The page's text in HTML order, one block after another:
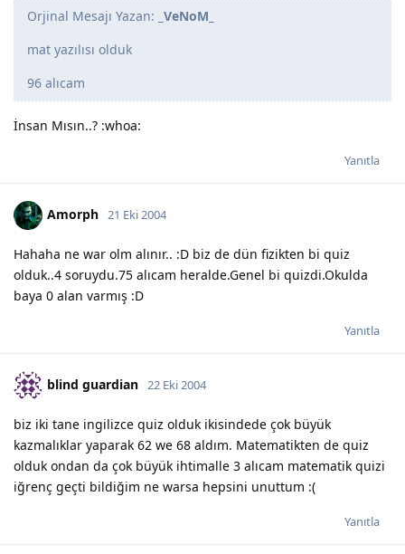
Orjinal Mesajı Yazan: _VeNoM_
mat yazılısı olduk
96 alıcam
İnsan Mısın..? :whoa:
Yanıtla
Amorph 21 Eki 2004
Hahaha ne war olm alınır.. :D biz de dün fizikten bi quiz
olduk..4 soruydu.75 alıcam heralde.Genel bi quizdi.Okulda
baya 0 alan varmış :D
Yanıtla
blind guardian 22 Eki 2004
biz iki tane ingilizce quiz olduk ikisindede çok büyük
kazmalıklar yaparak 62 we 68 aldım. Matematikten de quiz
olduk ondan da çok büyük ihtimalle 3 alıcam matematik quizi
iğrenç geçti bildiğim ne warsa hepsini unuttum :(
Yanıtla